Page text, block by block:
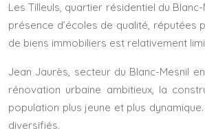
Les Tilleuls, quartier résidentiel du
présence d’écoles de qualité,
de biens immobiliers est relativement
Jean Jaurès, secteur du Blanc-Mesnil
rénovation urbaine ambitieux, la
population plus jeune et plus
diversifiés.